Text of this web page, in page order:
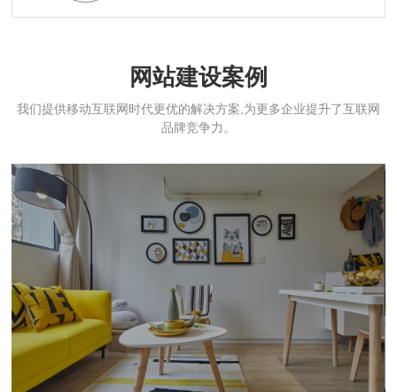
网站建设案例
我们提供移动互联网时代更优的解决方案,为更多企业提升了互联网
品牌竞争力。